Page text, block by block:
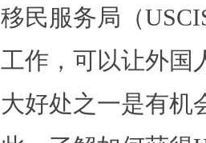
移民服务局（
工作，可以让外国
大好处之一是有机